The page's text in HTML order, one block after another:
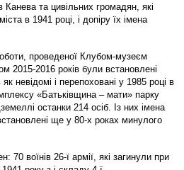
Канева та цивільних громадян, які
в 1941 році, і допіру їх імена
проведеної Клубом-музеєм
2015-2016 років були встановлені
невідомі і перепоховані у 1985 році в
«Батьківщина – мати» парку
останки 214 осіб. Із них імена
ще у 80-х роках минулого
70 воїнів 26-ї армії, які загинули при